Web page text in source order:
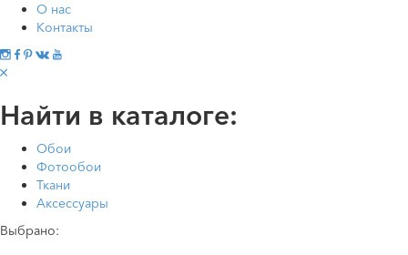
О нас
Контакты
Найти в каталоге:
Обои
Фотообои
Ткани
Аксессуары
Выбрано: